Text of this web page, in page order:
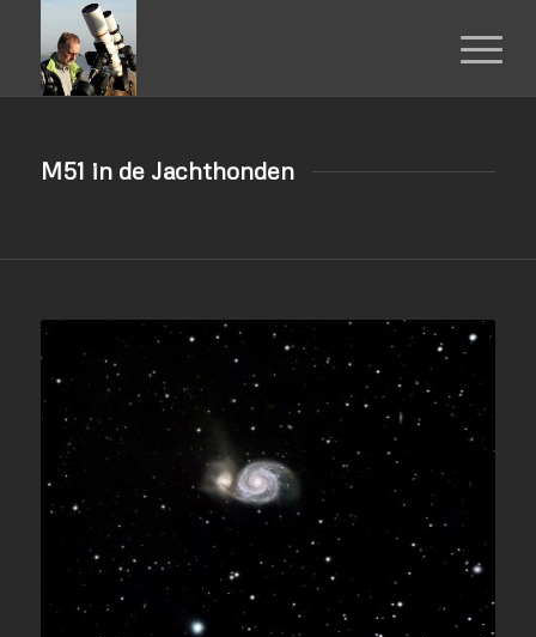
M51 in de Jachthonden